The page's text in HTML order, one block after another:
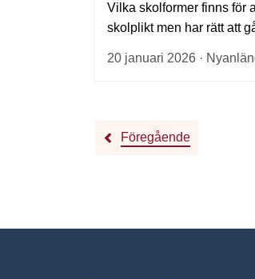
Vilka skolformer finns för
skolplikt men har rätt att
20 januari 2026 ·
Föregående